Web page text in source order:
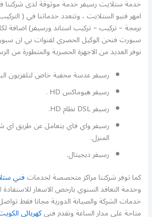
خدمة ستلايت رسيفر خدمة موثوقة لدى
امهر فنيو الستلايت ، وتتعدد خدماتنا في (
برمجة – تركيب – تركيب استاند ورسيفر) اضافة
سبورت فنحن الوكيل الحصري لقنوات بي ان
نوفر العديد من الاجهزة الحصرية والمتطورة من
رسيفر عدسة مخفية خاص لتلفزيون
رسيفر هيوماكس HD .
رسيفر DSL نظام HD.
رسيفر واي فاي يتعامل عن طريق اي
المنزل.
رسيفر ديجيتال.
كما توفر شركتنا مراكز متخصصة لخدماتفني
وخدمة التعاقد السنوي بارخص الاسعار للاستفادة
خدمات الشركة والصيانة الدورية مجانا فقط
متاحة على مدار الساعة ونقدم فنيكهربائي